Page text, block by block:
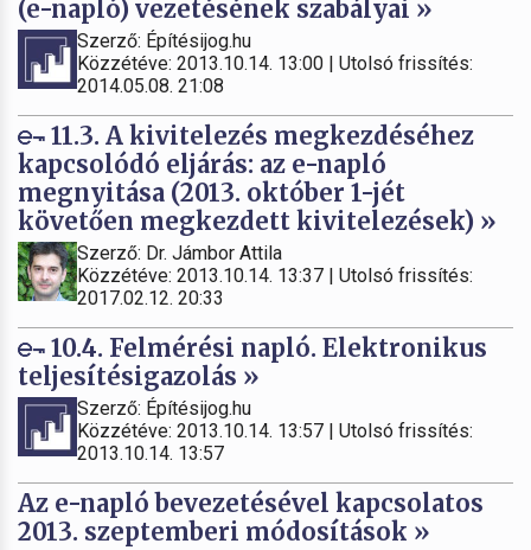
(e-napló) vezetésének szabályai »
Szerző: Építésijog.hu
Közzétéve: 2013.10.14. 13:00 | Utolsó frissítés:
2014.05.08. 21:08
11.3. A kivitelezés megkezdéséhez
kapcsolódó eljárás: az e-napló
megnyitása (2013. október 1-jét
követően megkezdett kivitelezések) »
Szerző: Dr. Jámbor Attila
Közzétéve: 2013.10.14. 13:37 | Utolsó frissítés:
2017.02.12. 20:33
10.4. Felmérési napló. Elektronikus
teljesítésigazolás »
Szerző: Építésijog.hu
Közzétéve: 2013.10.14. 13:57 | Utolsó frissítés:
2013.10.14. 13:57
Az e-napló bevezetésével kapcsolatos
2013. szeptemberi módosítások »